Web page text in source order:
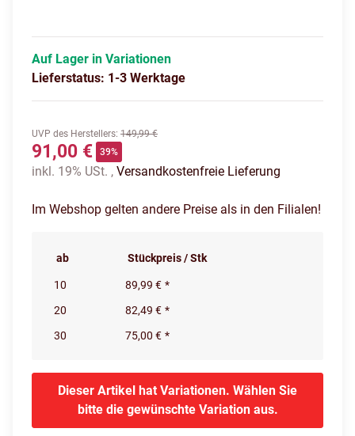
Auf Lager in Variationen
Lieferstatus: 1-3 Werktage
UVP des Herstellers: 149,99 €
91,00 € 39%
inkl. 19% USt. , Versandkostenfreie Lieferung
Im Webshop gelten andere Preise als in den Filialen!
ab Stückpreis / Stk
10 89,99 € *
20
82,49 € *
30
75,00 € *
Dieser Artikel hat Variationen. Wählen Sie
bitte die gewünschte Variation aus.